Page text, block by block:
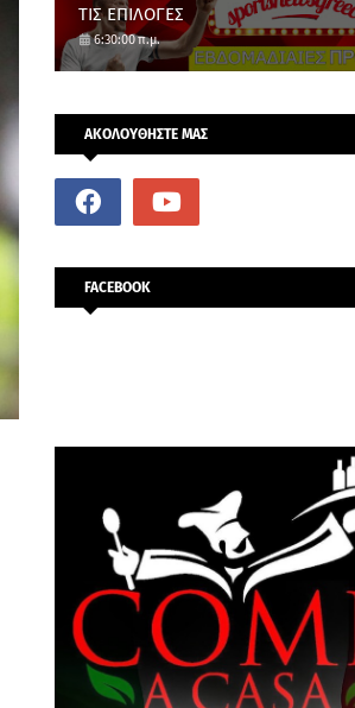
ΤΙΣ ΕΠΙΛΟΓΕΣ
6:30:00 π.μ.
ΑΚΟΛΟΥΘΗΣΤΕ ΜΑΣ
FACEBOOK